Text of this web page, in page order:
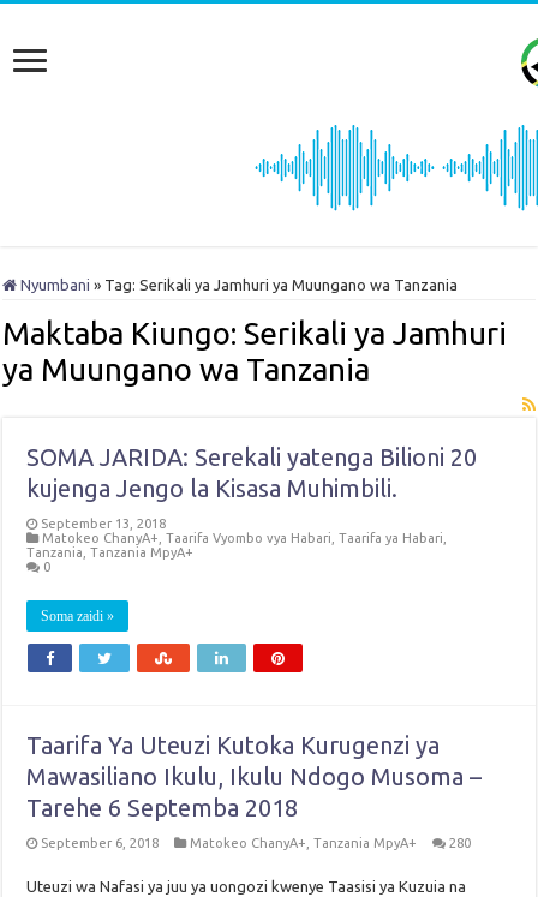
Nyumbani » Tag:Serikali ya Jamhuri ya Muungano wa Tanzania
Maktaba Kiungo:Serikali ya Jamhuri
ya Muungano wa Tanzania
SOMA JARIDA: Serekali yatenga Bilioni 20
kujenga Jengo la Kisasa Muhimbili.
September 13, 2018
Matokeo ChanyA+ ,Taarifa Vyombo vya Habari ,Taarifa ya Habari
Tanzania ,Tanzania MpyA+
0
Soma zaidi »
Taarifa Ya Uteuzi Kutoka Kurugenzi ya
Mawasiliano Ikulu, Ikulu Ndogo Musoma –
Tarehe 6 Septemba 2018
September 6, 2018 Matokeo ChanyA+ ,Tanzania MpyA+ 280
Uteuzi wa Nafasi ya juu ya uongozi kwenye Taasisi ya Kuzuia na